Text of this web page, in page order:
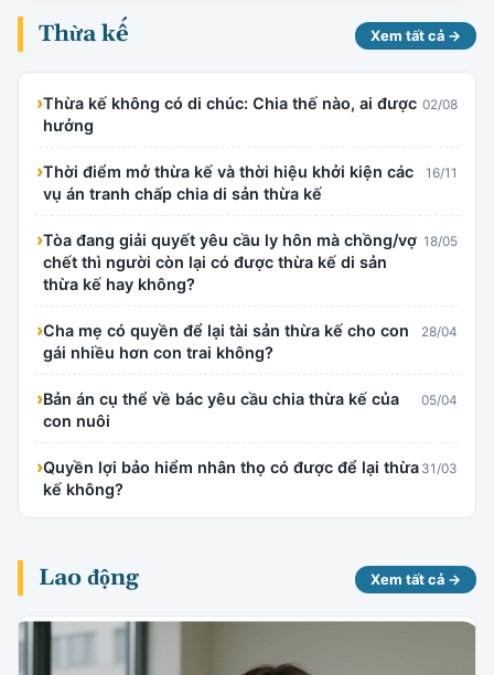
Thừa kế Xem tất cả →
›Thừa kế không có di chúc: Chia thế nào, ai được
hưởng
02/08
›Thời điểm mở thừa kế và thời hiệu khởi kiện các
vụ án tranh chấp chia di sản thừa kế
16/11
›Tòa đang giải quyết yêu cầu ly hôn mà chồng/vợ
chết thì người còn lại có được thừa kế di sản
thừa kế hay không?
18/05
›Cha mẹ có quyền để lại tài sản thừa kế cho con
gái nhiều hơn con trai không?
28/04
›Bản án cụ thể về bác yêu cầu chia thừa kế của
con nuôi
05/04
›Quyền lợi bảo hiểm nhân thọ có được để lại thừa
kế không?
31/03
Lao động Xem tất cả →